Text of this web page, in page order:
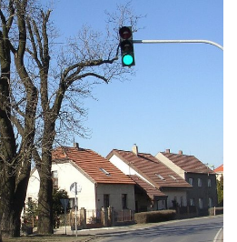
v Římově
Římově
Římově
Třeboníně
v Plavu
od